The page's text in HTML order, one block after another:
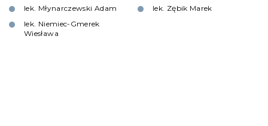
lek. Młynarczewski Adam
lek. Niemiec-Gmerek
Wiesława
lek. Zębik Marek